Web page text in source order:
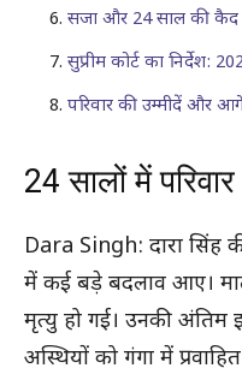
सजा और 24 साल की कैद
सुप्रीम कोर्ट का निर्देश:
परिवार की उम्मीदें और
24 सालों में
Dara Singh: दारा सिंह
में कई बड़े बदलाव आए।
मृत्यु हो गई। उनकी अंतिम
अस्थियों को गंगा में